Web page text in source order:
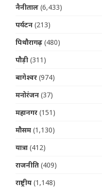
नैनीताल (6,433)
पर्यटन (213)
पिथौरागढ़ (480)
पौड़ी (311)
बागेश्वर (974)
मनोरंजन (37)
महानगर (151)
मौसम (1,130)
यात्रा (412)
राजनीति (409)
राष्ट्रीय (1,148)